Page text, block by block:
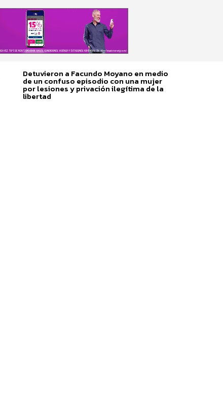
Detuvieron a Facundo Moyano en medio
de un confuso episodio con una mujer
por lesiones y privación ilegítima de la
libertad